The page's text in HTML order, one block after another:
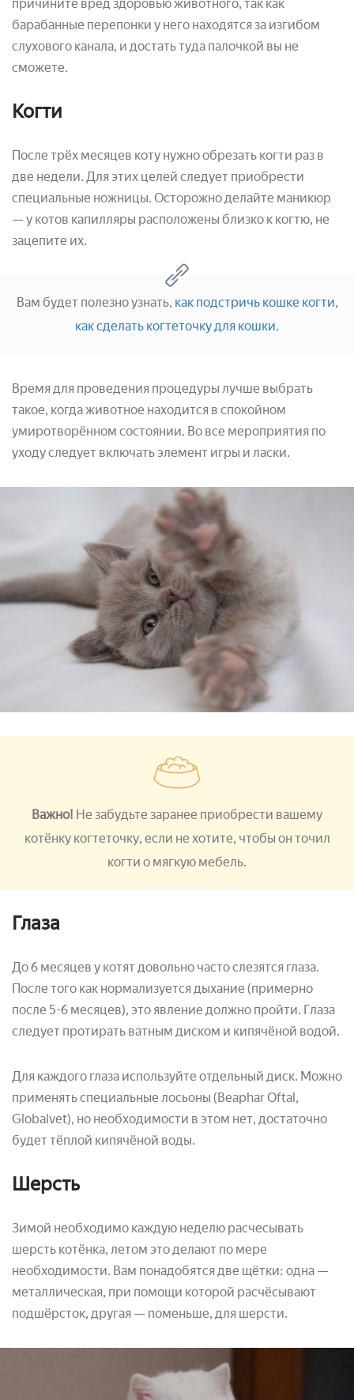
причините вред здоровью животного, так как
барабанные перепонки у него находятся за изгибом
слухового канала, и достать туда палочкой вы не
сможете.
Когти
После трёх месяцев коту нужно обрезать когти раз в
две недели. Для этих целей следует приобрести
специальные ножницы. Осторожно делайте маникюр
— у котов капилляры расположены близко к когтю, не
зацепите их.
Вам будет полезно узнать, как подстричь кошке когти,
как сделать когтеточку для кошки.
Время для проведения процедуры лучше выбрать
такое, когда животное находится в спокойном
умиротворённом состоянии. Во все мероприятия по
уходу следует включать элемент игры и ласки.
Важно! Не забудьте заранее приобрести вашему
котёнку когтеточку, если не хотите, чтобы он точил
когти о мягкую мебель.
Глаза
До 6 месяцев у котят довольно часто слезятся глаза.
После того как нормализуется дыхание (примерно
после 5-6 месяцев), это явление должно пройти. Глаза
следует протирать ватным диском и кипячёной водой.
Для каждого глаза используйте отдельный диск. Можно
применять специальные лосьоны (Beaphar Oftal,
Globalvet), но необходимости в этом нет, достаточно
будет тёплой кипячёной воды.
Шерсть
Зимой необходимо каждую неделю расчесывать
шерсть котёнка, летом это делают по мере
необходимости. Вам понадобятся две щётки: одна —
металлическая, при помощи которой расчёсывают
подшёрсток, другая — поменьше, для шерсти.